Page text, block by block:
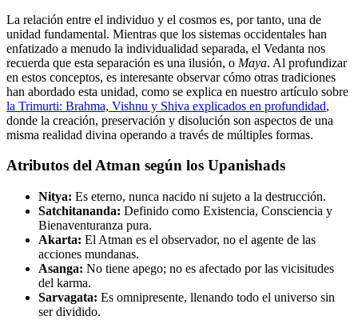
La relación entre el individuo y el cosmos es, por tanto, una de
unidad fundamental. Mientras que los sistemas occidentales han
enfatizado a menudo la individualidad separada, el Vedanta nos
recuerda que esta separación es una ilusión, o Maya. Al profundizar
en estos conceptos, es interesante observar cómo otras tradiciones
han abordado esta unidad, como se explica en nuestro artículo sobre
la Trimurti: Brahma, Vishnu y Shiva explicados en profundidad,
donde la creación, preservación y disolución son aspectos de una
misma realidad divina operando a través de múltiples formas.
Atributos del Atman según los Upanishads
Nitya: Es eterno, nunca nacido ni sujeto a la destrucción.
Satchitananda: Definido como Existencia, Consciencia y
Bienaventuranza pura.
Akarta: El Atman es el observador, no el agente de las
acciones mundanas.
Asanga: No tiene apego; no es afectado por las vicisitudes
del karma.
Sarvagata: Es omnipresente, llenando todo el universo sin
ser dividido.